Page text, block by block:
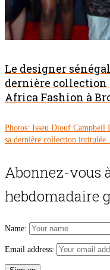
Le designer
dernière collection
Africa Fashion à
Photos: Isseu Diouf Campbell
sa dernière collection
Abonnez-vous
hebdomadaire
Name:
Email address: